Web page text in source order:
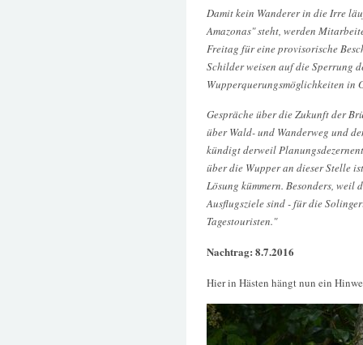
Damit kein Wanderer in die Irre
Amazonas" steht, werden
Freitag für eine provisorische
Schilder weisen auf die Sperrung
Wupperquerungsmöglichkeiten in
Gespräche über die Zukunft der
über Wald- und Wanderweg und
kündigt derweil
über die Wupper an dieser Stelle
Lösung kümmern. Besonders, weil
Ausflugsziele sind - für die
Tagestouristen."
Nachtrag: 8.7.2016
Hier in Hästen hängt nun ein